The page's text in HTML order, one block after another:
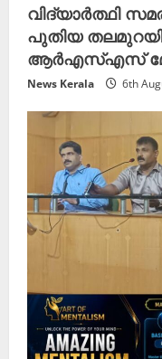
വിദ്യാർത്ഥി
പുതിയ
ആർഎസ്എസ്
News Kerala 6th